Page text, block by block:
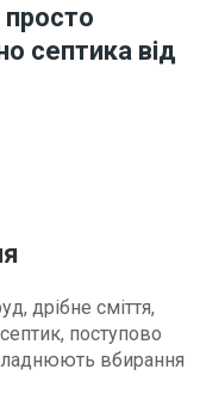
септика від
дрібне сміття,
поступово
вбирання